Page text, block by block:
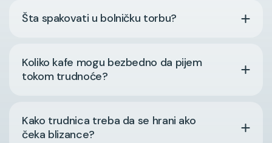
Šta spakovati u bolničku torbu?
Koliko kafe mogu bezbedno da pijem
tokom trudnoće?
Kako trudnica treba da se hrani ako
čeka blizance?